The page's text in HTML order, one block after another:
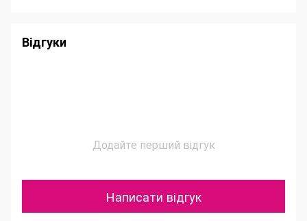
Відгуки
Додайте перший відгук
Написати відгук